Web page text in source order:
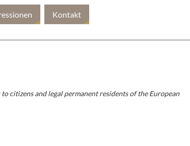
Kontakt
citizens and legal permanent residents of the European